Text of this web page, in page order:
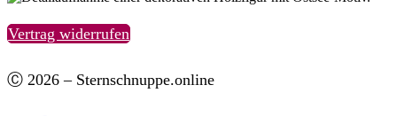
Vertrag widerrufen
Ⓒ 2026 – Sternschnuppe.online